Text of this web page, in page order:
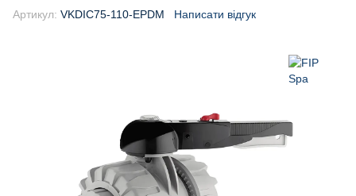
Артикул: VKDIC75-110-EPDM Написати відгук